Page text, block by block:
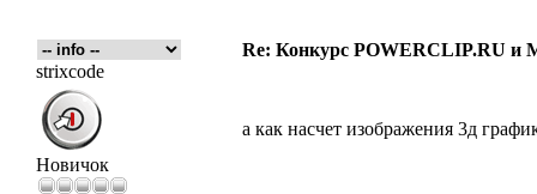
Re: Конкурс POWERCLIP.RU и
strixcode
Новичок
а как насчет изображения 3д